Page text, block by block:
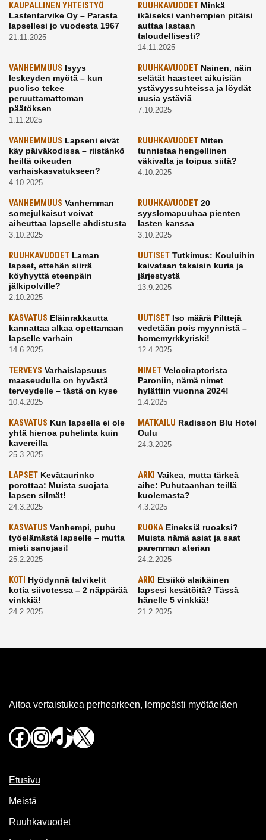
KAUPALLINEN YHTEISTYÖ
Lastentarvike Oy – Parasta
lapsellesi jo vuodesta 1967
21.11.2025
RUUHKAVUODETMinkä
ikäiseksi vanhempien pitäisi
auttaa lastaan
taloudellisesti?
14.11.2025
VANHEMMUUS Isyys
leskeyden myötä – kun
puoliso tekee
peruuttamattoman
päätöksen
1.11.2025
RUUHKAVUODETNainen, näin
selätät haasteet aikuisiän
ystävyyssuhteissa ja löydät
uusia ystäviä
7.10.2025
VANHEMMUUS Lapseni eivät
käy päiväkodissa – riistänkö
heiltä oikeuden
varhaiskasvatukseen?
4.10.2025
RUUHKAVUODETMiten
tunnistaa hengellinen
väkivalta ja toipua siitä?
4.10.2025
VANHEMMUUS Vanhemman
somejulkaisut voivat
aiheuttaa lapselle ahdistusta
3.10.2025
RUUHKAVUODET20
syyslomapuuhaa pienten
lasten kanssa
3.10.2025
RUUHKAVUODET Laman
lapset, ettehän siirrä
köyhyyttä eteenpäin
jälkipolville?
2.10.2025
UUTISETTutkimus: Kouluihin
kaivataan takaisin kuria ja
järjestystä
13.9.2025
KASVATUS Eläinrakkautta
kannattaa alkaa opettamaan
lapselle varhain
14.6.2025
UUTISETIso määrä Pilttejä
vedetään pois myynnistä –
homemyrkkyriski!
12.4.2025
TERVEYS Varhaislapsuus
maaseudulla on hyvästä
terveydelle – tästä on kyse
10.4.2025
NIMETVelociraptorista
Paroniin, nämä nimet
hylättiin vuonna 2024!
1.4.2025
KASVATUS Kun lapsella ei ole
yhtä hienoa puhelinta kuin
kavereilla
25.3.2025
MATKAILU Radisson Blu Hotel
Oulu
24.3.2025
LAPSET Kevätaurinko
porottaa: Muista suojata
lapsen silmät!
24.3.2025
ARKI Vaikea, mutta tärkeä
aihe: Puhutaanhan teillä
kuolemasta?
4.3.2025
KASVATUS Vanhempi, puhu
työelämästä lapselle – mutta
mieti sanojasi!
25.2.2025
RUOKAEineksiä ruoaksi?
Muista nämä asiat ja saat
paremman aterian
24.2.2025
KOTI Hyödynnä talvikelit
kotia siivotessa – 2 näppärää
vinkkiä!
24.2.2025
ARKI Etsiikö alaikäinen
lapsesi kesätöitä? Tässä
hänelle 5 vinkkiä!
21.2.2025
Aitoa vertaistukea perhearkeen, lempeästi myötäeläen
Facebook
Instagram
TikTok
X
Etusivu
Meistä
Ruuhkavuodet